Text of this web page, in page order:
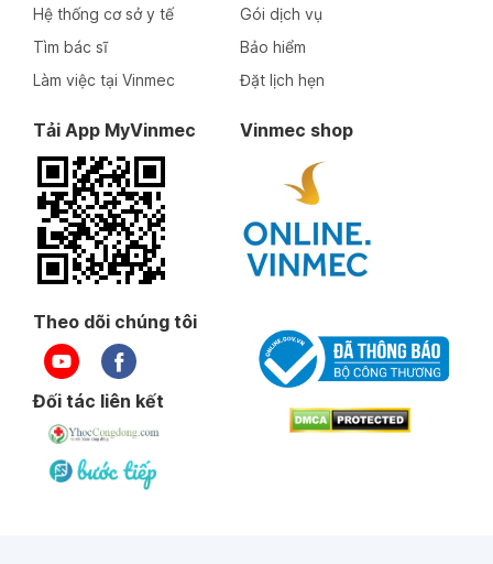
Hệ thống cơ sở y tế
Tìm bác sĩ
Làm việc tại Vinmec
Gói dịch vụ
Bảo hiểm
Đặt lịch hẹn
Tải App MyVinmec Vinmec shop
Theo dõi chúng tôi
Đối tác liên kết